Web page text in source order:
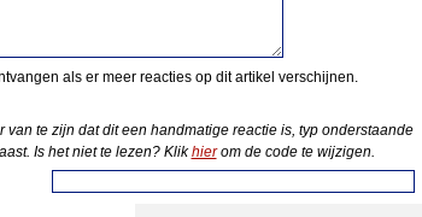
als er meer reacties op dit artikel verschijnen.
van te zijn dat dit een handmatige reactie is, typ onderstaande
Is het niet te lezen? Klikhierom de code te wijzigen.